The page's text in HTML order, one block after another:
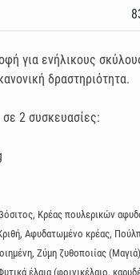
για ενήλικους
δραστηριότητα.
σε 2 συσκευασίες:
Kρέας πουλερικών
Αφυδατωμένο κρέας,
Ζύμη ζυθοποιίας
έλαια (φοινικέλαιο,